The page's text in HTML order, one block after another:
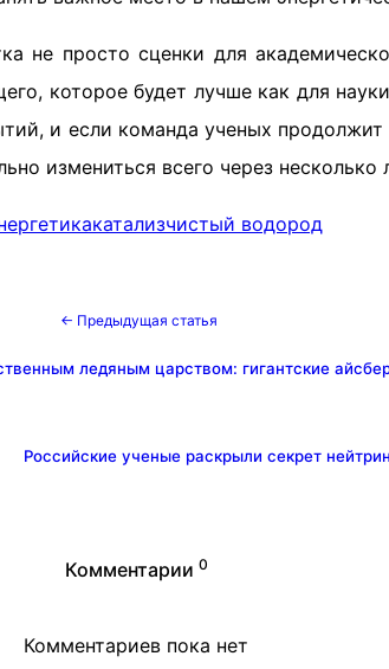
не просто сценки для
которое будет лучше как для
и если команда ученых продолжит
измениться всего через несколько
катализчистый водород
← Предыдущая статья
ледяным царством: гигантские
Российские ученые раскрыли секрет
Комментарии 0
Комментариев пока нет